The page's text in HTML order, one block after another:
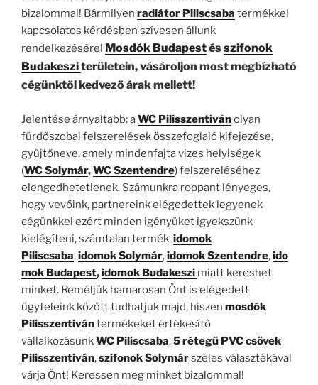
bizalommal! Bármilyen radiátor Piliscsaba termékkel
kapcsolatos kérdésben szívesen állunk
rendelkezésére! Mosdók Budapestésszifonok
Budakesziterületein, vásároljon most megbízható
cégünktől kedvező árak mellett!
Jelentése árnyaltabb: aWC Pilisszentivánolyan
fürdőszobai felszerelések összefoglaló kifejezése,
gyűjtőneve, amely mindenfajta vizes helyiségek
(WCSolymár,WC Szentendre) felszereléséhez
elengedhetetlenek. Számunkra roppant lényeges,
hogy vevőink, partnereink elégedettek legyenek
cégünkkel ezért minden igényüket igyekszünk
kielégíteni, számtalan termék,idomok
Piliscsaba,idomokSolymár,idomokSzentendre,ido
mok Budapest,idomok Budakeszi miatt kereshet
minket. Reméljük hamarosan Önt is elégedett
ügyfeleink között tudhatjuk majd, hiszen mosdók
Pilisszentivántermékeket értékesítő
vállalkozásunkWC Piliscsaba,5 rétegű PVC csövek
Pilisszentiván,szifonokSolymárszéles választékával
várja Önt! Keressen meg minket bizalommal!